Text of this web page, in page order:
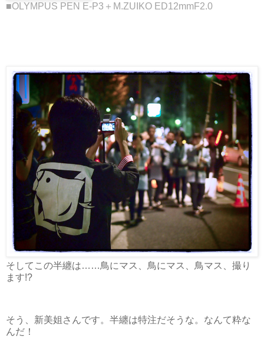
■OLYMPUS PEN E-P3＋M.ZUIKO ED12mmF2.0
そしてこの半纏は……鳥にマス、鳥にマス、鳥マス、撮り
ます!?
そう、新美姐さんです。半纏は特注だそうな。なんて粋な
んだ！